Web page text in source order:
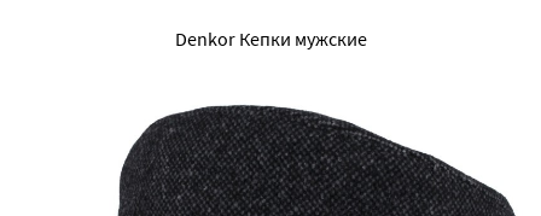
Denkor Кепки мужские